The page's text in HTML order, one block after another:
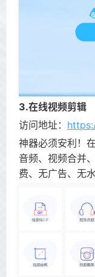
3.在线视频剪辑
访问地址：
神器必须安利！
音频、视频合并
费、无广告、无水